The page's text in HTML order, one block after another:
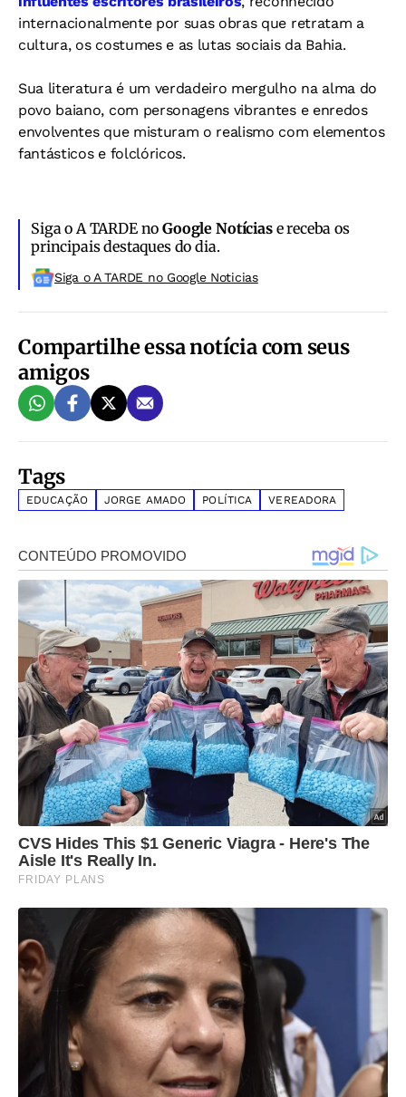
internacionalmente por suas obras que retratam a
cultura, os costumes e as lutas sociais da Bahia.
Sua literatura é um verdadeiro mergulho na alma do
povo baiano, com personagens vibrantes e enredos
envolventes que misturam o realismo com elementos
fantásticos e folclóricos.
Siga o A TARDE noGoogle Notíciase receba os
principais destaques do dia.
Siga o A TARDE no Google Noticias
Compartilhe essa notícia com seus
amigos
Tags
EDUCAÇÃO JORGE AMADO POLÍTICA VEREADORA